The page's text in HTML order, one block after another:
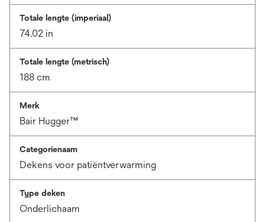
Totale lengte (imperiaal)
74.02 in
Totale lengte (metrisch)
188 cm
Merk
Bair Hugger™
Categorienaam
Dekens voor patiëntverwarming
Type deken
Onderlichaam